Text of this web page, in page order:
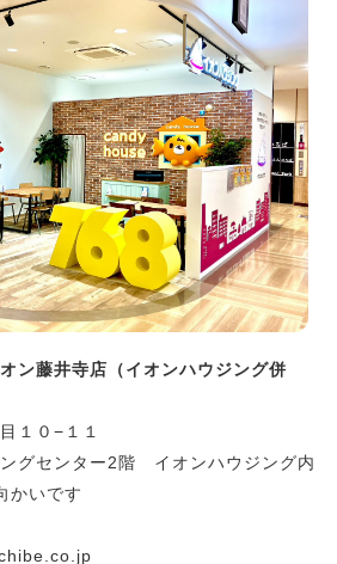
ン藤井寺店（イオンハウジング併
１０−１１
グセンター2階 イオンハウジング内
かいです